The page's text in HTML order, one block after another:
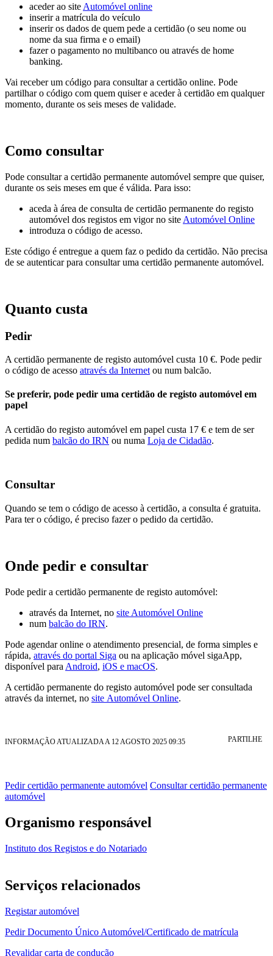
aceder ao site Automóvel online
inserir a matrícula do veículo
inserir os dados de quem pede a certidão (o seu nome ou
nome da sua firma e o email)
fazer o pagamento no multibanco ou através de home
banking.
Vai receber um código para consultar a certidão online. Pode
partilhar o código com quem quiser e aceder à certidão em qualquer
momento, durante os seis meses de validade.
Como consultar
Pode consultar a certidão permanente automóvel sempre que quiser,
durante os seis meses em que é válida. Para isso:
aceda à área de consulta de certidão permanente do registo
automóvel dos registos em vigor no site Automóvel Online
introduza o código de acesso.
Este código é entregue a quem faz o pedido da certidão. Não precisa
de se autenticar para consultar uma certidão permanente automóvel.
Quanto custa
Pedir
A certidão permanente de registo automóvel custa 10 €. Pode pedir
o código de acesso através da Internet ou num balcão.
Se preferir, pode pedir uma certidão de registo automóvel em
papel
A certidão do registo automóvel em papel custa 17 € e tem de ser
pedida num balcão do IRN ou numa Loja de Cidadão.
Consultar
Quando se tem o código de acesso à certidão, a consulta é gratuita.
Para ter o código, é preciso fazer o pedido da certidão.
Onde pedir e consultar
Pode pedir a certidão permanente de registo automóvel:
através da Internet, no site Automóvel Online
num balcão do IRN.
Pode agendar online o atendimento presencial, de forma simples e
rápida, através do portal Siga ou na aplicação móvel sigaApp,
disponível para Android, iOS e macOS.
A certidão permanente do registo automóvel pode ser consultada
através da internet, no site Automóvel Online.
INFORMAÇÃO ATUALIZADA A 12 AGOSTO 2025 09:35 PARTILHE
Pedir certidão permanente automóvel Consultar certidão permanente
automóvel
Organismo responsável
Instituto dos Registos e do Notariado
Serviços relacionados
Registar automóvel
Pedir Documento Único Automóvel/Certificado de matrícula
Revalidar carta de condução